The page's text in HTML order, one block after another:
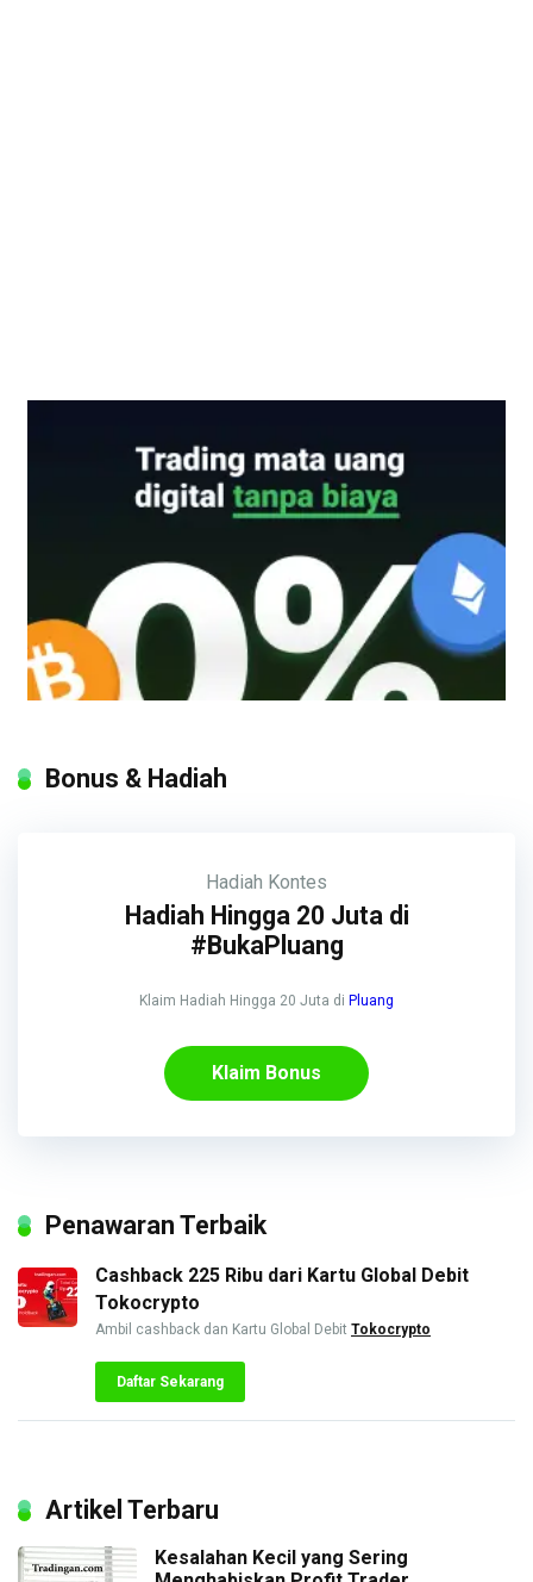
Bonus & Hadiah
Hadiah Kontes
Hadiah Hingga 20 Juta di
#BukaPluang
Klaim Hadiah Hingga 20 Juta di Pluang
Klaim Bonus
Penawaran Terbaik
Cashback 225 Ribu dari Kartu Global Debit
Tokocrypto
Ambil cashback dan Kartu Global Debit Tokocrypto
Daftar Sekarang
Artikel Terbaru
Kesalahan Kecil yang Sering